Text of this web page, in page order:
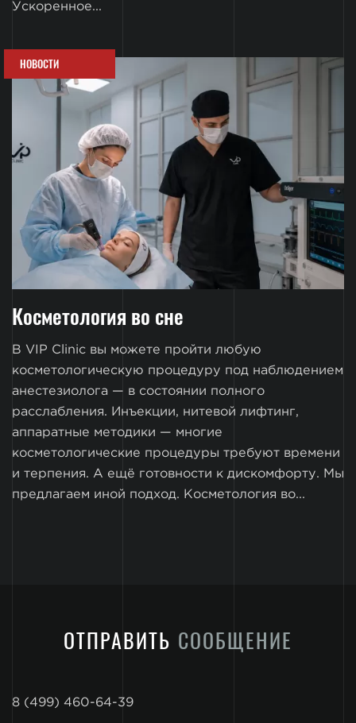
Ускоренное...
НОВОСТИ
Косметология во сне
В VIP Clinic вы можете пройти любую
косметологическую процедуру под наблюдением
анестезиолога — в состоянии полного
расслабления. Инъекции, нитевой лифтинг,
аппаратные методики — многие
косметологические процедуры требуют времени
и терпения. А ещё готовности к дискомфорту. Мы
предлагаем иной подход. Косметология во...
ОТПРАВИТЬ СООБЩЕНИЕ
8 (499) 460-64-39